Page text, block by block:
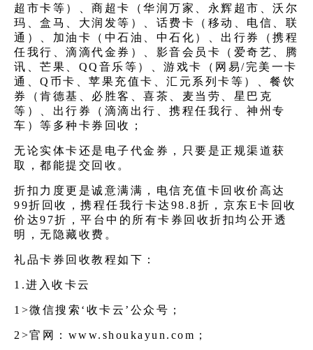
超市卡等）、商超卡（华润万家、永辉超市、沃尔
玛、盒马、大润发等）、话费卡（移动、电信、联
通）、加油卡（中石油、中石化）、出行券（携程
任我行、滴滴代金券）、影音会员卡（爱奇艺、腾
讯、芒果、QQ音乐等）、游戏卡（网易/完美一卡
通、Q币卡、苹果充值卡、汇元系列卡等）、餐饮
券（肯德基、必胜客、喜茶、麦当劳、星巴克
等）、出行券（滴滴出行、携程任我行、神州专
车）等多种卡券回收；
无论实体卡还是电子代金券，只要是正规渠道获
取，都能提交回收。
折扣力度更是诚意满满，电信充值卡回收价高达
99折回收，携程任我行卡达98.8折，京东E卡回收
价达97折，平台中的所有卡券回收折扣均公开透
明，无隐藏收费。
礼品卡券回收教程如下：
1.进入收卡云
1>微信搜索‘收卡云’公众号；
2>官网： www.shoukayun.com ；